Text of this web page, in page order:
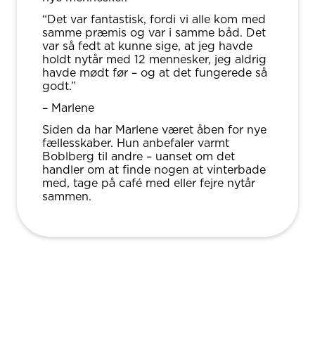
“Det var fantastisk, fordi vi alle kom med
samme præmis og var i samme båd. Det
var så fedt at kunne sige, at jeg havde
holdt nytår med 12 mennesker, jeg aldrig
havde mødt før – og at det fungerede så
godt.”
– Marlene
Siden da har Marlene været åben for nye
fællesskaber. Hun anbefaler varmt
Boblberg til andre – uanset om det
handler om at finde nogen at vinterbade
med, tage på café med eller fejre nytår
sammen.